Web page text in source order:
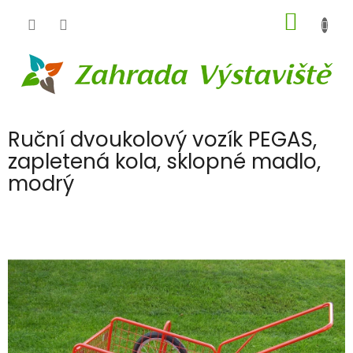
KOŠÍK
Ruční dvoukolový vozík PEGAS,
zapletená kola, sklopné madlo,
modrý